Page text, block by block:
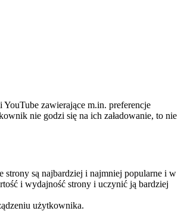
zawierające m.in. preferencje
nie godzi się na ich załadowanie, to nie
strony są najbardziej i najmniej popularne i w
i wydajność strony i uczynić ją bardziej
użytkownika.